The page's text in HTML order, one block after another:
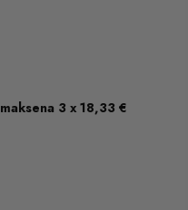
3 x 18,33 €